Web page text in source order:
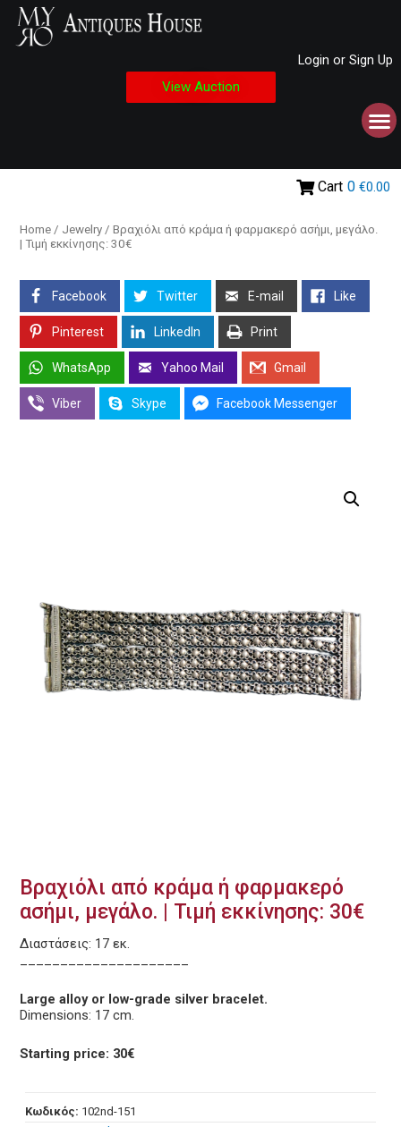
Login or Sign Up
View Auction
Cart 0 €0.00
Home / Jewelry / Βραχιόλι από κράμα ή φαρμακερό ασήμι, μεγάλο.
| Τιμή εκκίνησης: 30€
Facebook Twitter E-mail Like
Pinterest LinkedIn Print
WhatsApp Yahoo Mail Gmail
Viber Skype Facebook Messenger
Βραχιόλι από κράμα ή φαρμακερό
ασήμι, μεγάλο. | Τιμή εκκίνησης: 30€
Διαστάσεις: 17 εκ.
Large alloy or low-grade silver bracelet.
Dimensions: 17 cm.
Starting price: 30€
Κωδικός: 102nd-151